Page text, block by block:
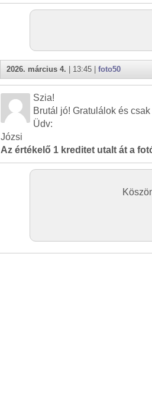
2026. március 4. | 13:45 | foto50
Szia!
Brutál jó! Gratulálok és
Üdv:
Józsi
Az értékelő 1 kreditet utalt át a